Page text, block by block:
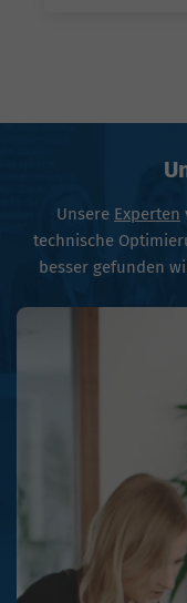
Unsere Experten
technische
besser gefunden